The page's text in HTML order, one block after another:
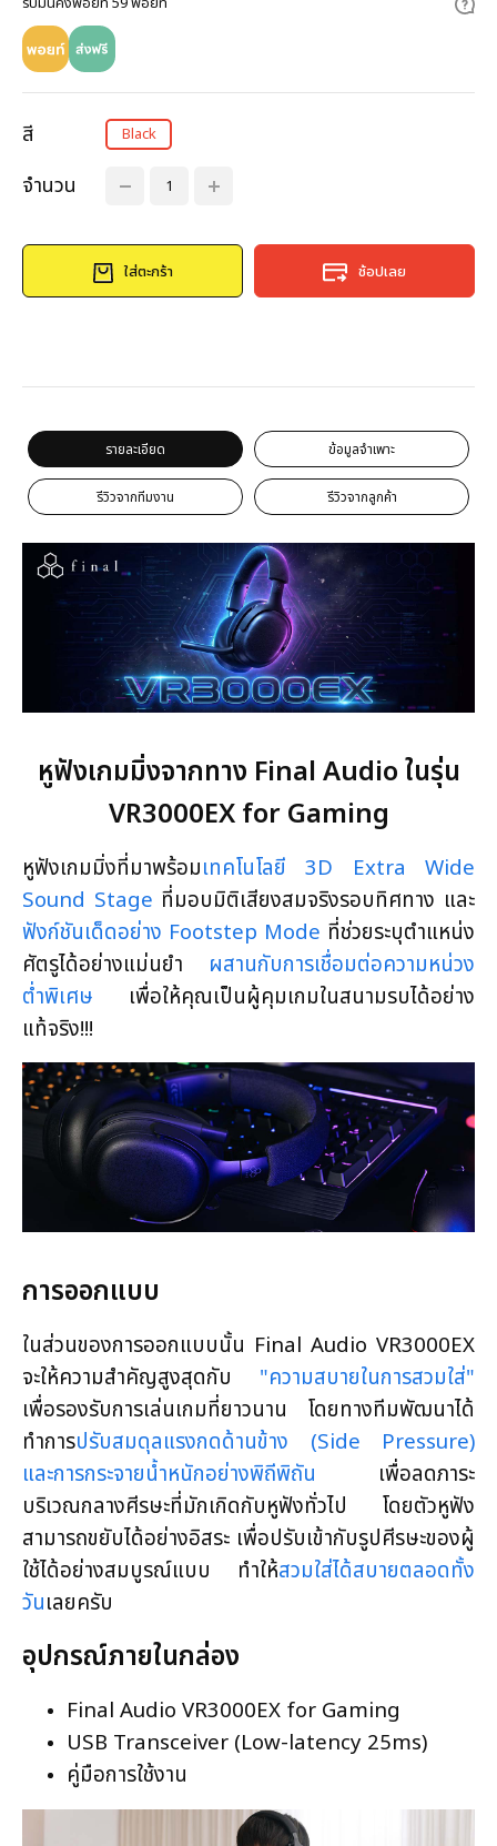
สี Black
จำนวน
ใส่ตะกร้า ช้อปเลย
รายละเอียด ข้อมูลจำเพาะ
รีวิวจากทีมงาน รีวิวจากลูกค้า
หูฟังเกมมิ่งจากทาง Final Audio ในรุ่น
VR3000EX for Gaming
หูฟังเกมมิ่งที่มาพร้อมเทคโนโลยี 3D Extra Wide
Sound Stage ที่มอบมิติเสียงสมจริงรอบทิศทาง และ
ฟังก์ชันเด็ดอย่าง Footstep Mode ที่ช่วยระบุตำแหน่ง
ศัตรูได้อย่างแม่นยำ ผสานกับการเชื่อมต่อความหน่วง
ต่ำพิเศษ เพื่อให้คุณเป็นผู้คุมเกมในสนามรบได้อย่าง
แท้จริง!!!
การออกแบบ
ในส่วนของการออกแบบนั้น Final Audio VR3000EX
จะให้ความสำคัญสูงสุดกับ "ความสบายในการสวมใส่"
เพื่อรองรับการเล่นเกมที่ยาวนาน โดยทางทีมพัฒนาได้
ทำการปรับสมดุลแรงกดด้านข้าง (Side Pressure)
และการกระจายน้ำหนักอย่างพิถีพิถัน เพื่อลดภาระ
บริเวณกลางศีรษะที่มักเกิดกับหูฟังทั่วไป โดยตัวหูฟัง
สามารถขยับได้อย่างอิสระ เพื่อปรับเข้ากับรูปศีรษะของผู้
ใช้ได้อย่างสมบูรณ์แบบ ทำให้สวมใส่ได้สบายตลอดทั้ง
วันเลยครับ
อุปกรณ์ภายในกล่อง
Final Audio VR3000EX for Gaming
USB Transceiver (Low-latency 25ms)
คู่มือการใช้งาน